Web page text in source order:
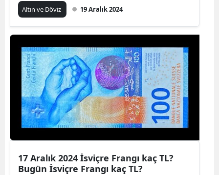
Altın ve Döviz 19 Aralık 2024
17 Aralık 2024 İsviçre Frangı kaç TL?
Bugün İsviçre Frangı kaç TL?